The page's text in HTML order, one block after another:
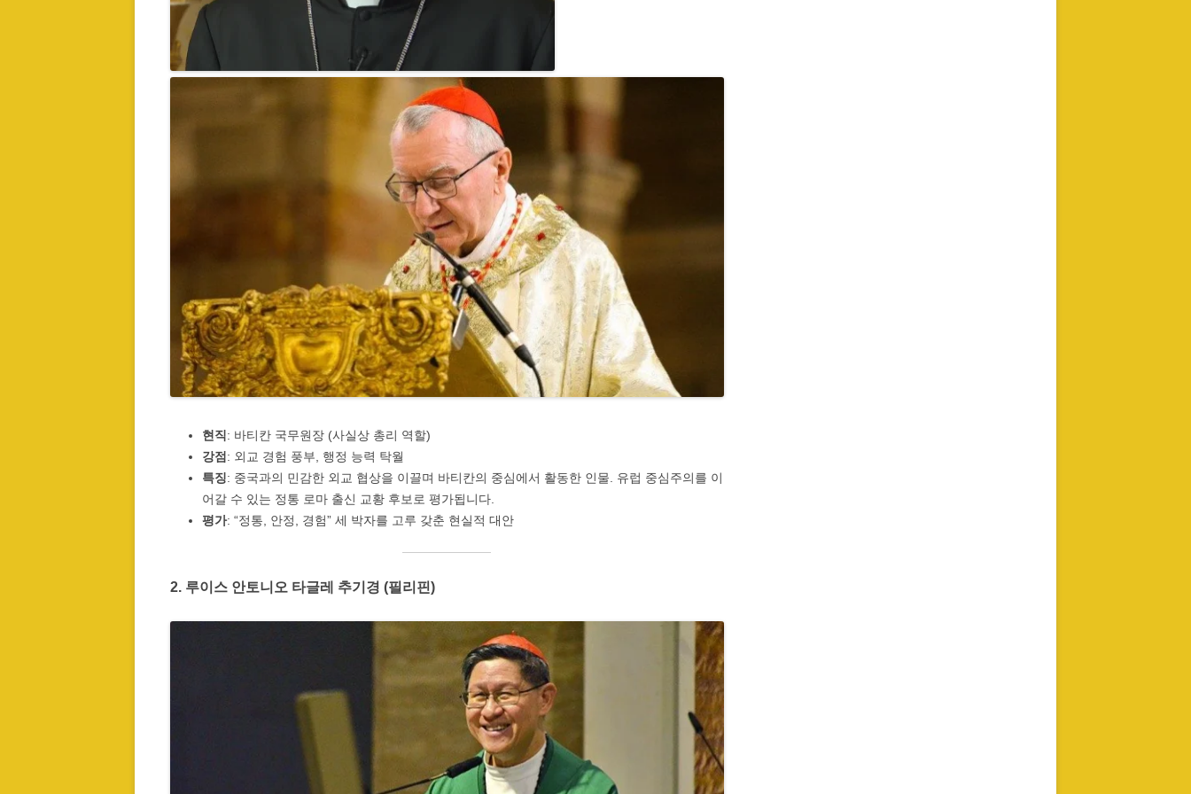
현직: 바티칸 국무원장 (사실상 총리 역할)
강점 : 외교 경험 풍부, 행정 능력 탁월
특징: 중국과의 민감한 외교 협상을 이끌며 바티칸의 중심에서 활동한 인물. 유럽 중심주의를 이
어갈 수 있는 정통 로마 출신 교황 후보로 평가됩니다.
평가: “정통, 안정, 경험” 세 박자를 고루 갖춘 현실적 대안
2. 루이스 안토니오 타글레 추기경 (필리핀)